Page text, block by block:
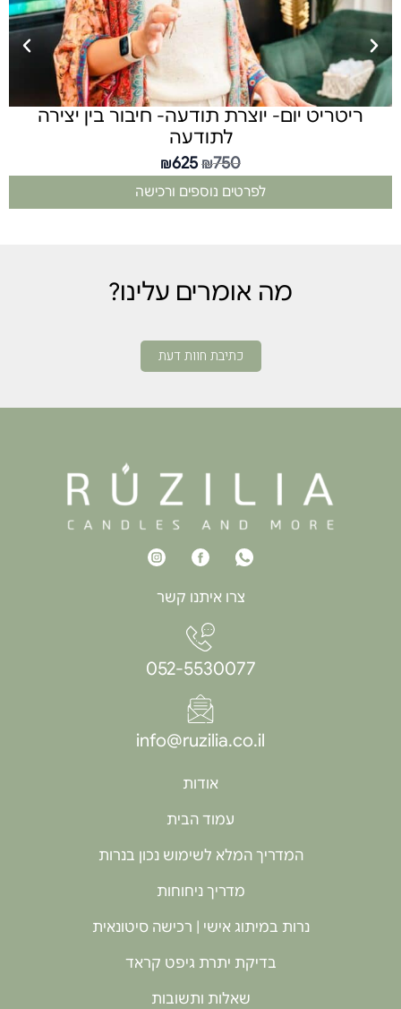
ריטריט יום- יוצרת תודעה- חיבור בין יצירה
לתודעה
₪750
₪625
לפרטים נוספים ורכישה
מה אומרים עלינו?
כתיבת חוות דעת
צרו איתנו קשר
052-5530077
info@ruzilia.co.il
אודות
עמוד הבית
המדריך המלא לשימוש נכון בנרות
מדריך ניחוחות
נרות במיתוג אישי | רכישה סיטונאית
בדיקת יתרת גיפט קראד
שאלות ותשובות